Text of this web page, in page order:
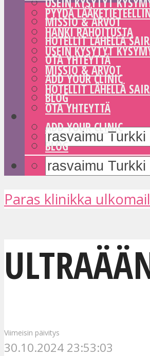
MISSIO & ARVOT
HOTELLIT LÄHELLÄ
OTA YHTEYTTÄ
ADD YOUR CLINIC
BLOG
PYYDÄ
HANKI RAHOITUSTA
USEIN KYSYTYT
MISSIO & ARVOT
HOTELLIT LÄHELLÄ
OTA YHTEYTTÄ
ADD YOUR CLINIC
BLOG
Paras klinikka
Viimeisin päivitys
30.10.2024 23:53:03